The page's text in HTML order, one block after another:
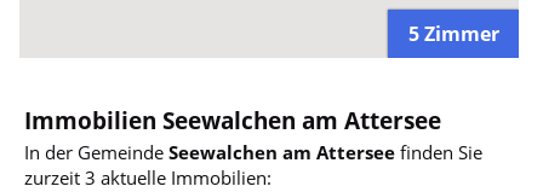
5 Zimmer
Immobilien Seewalchen am Attersee
In der GemeindeSeewalchen am Attersee finden Sie
zurzeit 3 aktuelle Immobilien: